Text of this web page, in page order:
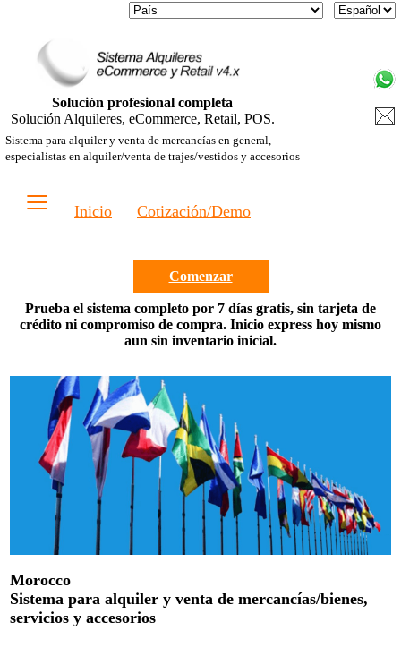
Solución profesional completa
Solución Alquileres, eCommerce, Retail, POS.
Sistema para alquiler y venta de mercancías en general,
especialistas en alquiler/venta de trajes/vestidos y accesorios
≡ Inicio Cotización/Demo
Comenzar
Prueba el sistema completo por 7 días gratis, sin tarjeta de
crédito ni compromiso de compra. Inicio express hoy mismo
aun sin inventario inicial.
Morocco
Sistema para alquiler y venta de mercancías/bienes,
servicios y accesorios